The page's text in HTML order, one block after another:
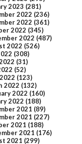
2023 (281)
2022 (236)
2022 (361)
2022 (345)
2022 (487)
2022 (526)
(308)
(31)
(52)
(123)
2022 (132)
2022 (160)
2022 (188)
2021 (89)
2021 (227)
2021 (188)
2021 (176)
2021 (299)